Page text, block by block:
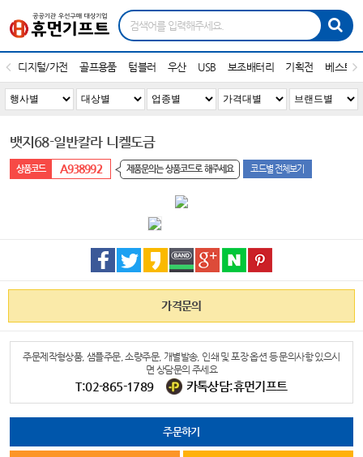
디지털/가전 골프용품 텀블러 우산 USB 보조배터리 기획전 베스트
뱃지68-일반칼라 니켈도금
A938992 제품문의는 상품코드로 해주세요 코드별 전체보기
가격문의
주문제작형상품, 샘플주문, 소량주문, 개별발송, 인쇄 및 포장 옵션 등 문의사항 있으시
면 상담문의 주세요
T:02-865-1789 카톡상담:휴먼기프트
주문하기